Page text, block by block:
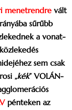
menetrendre vált
sűrűbb
a vonat-
sem csak
„kék” VOLÁN-
pénteken az